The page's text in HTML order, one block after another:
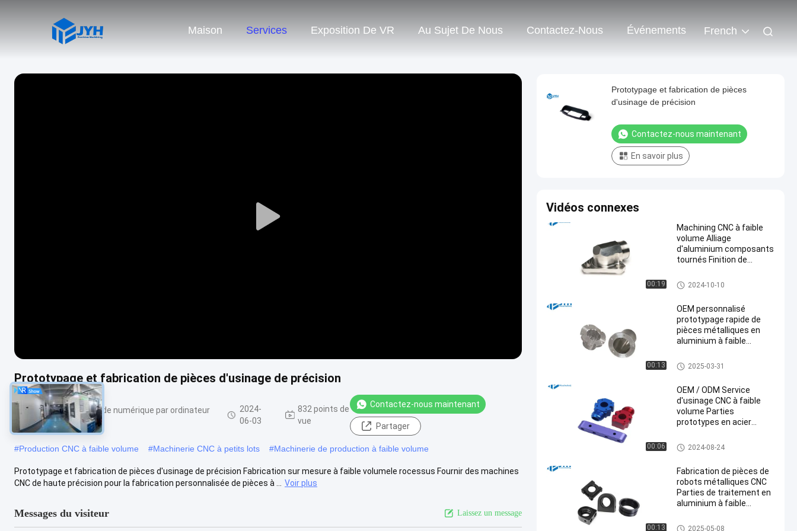
Maison Services Exposition De VR Au Sujet De Nous Contactez-Nous Événements French
Play
Prototypage et fabrication de pièces d'usinage de précision
Usinage de commande numérique par ordinateur
de bas volume
2024-
06-03
832 points de
vue
Contactez-nous maintenant
Partager
#Production CNC à faible volume #Machinerie CNC à petits lots #Machinerie de production à faible volume
Prototypage et fabrication de pièces d'usinage de précision Fabrication sur mesure à faible volumele rocessus Fournir des machines
CNC de haute précision pour la fabrication personnalisée de pièces à ...
Voir plus
Messages du visiteur Laissez un message
Prototypage et fabrication de pièces
d'usinage de précision
Contactez-nous maintenant
En savoir plus
Vidéos connexes
00:19
Machining CNC à faible
volume Alliage
d'aluminium composants
tournés Finition de
Usinage de commande numér
ique par ordinateur de bas vol
2024-10-10
00:13
OEM personnalisé
prototypage rapide de
pièces métalliques en
aluminium à faible
Usinage de commande numér
ique par ordinateur de bas vol
2025-03-31
00:06
OEM / ODM Service
d'usinage CNC à faible
volume Parties
prototypes en acier
Usinage de commande numér
ique par ordinateur de bas vol
2024-08-24
00:13
Fabrication de pièces de
robots métalliques CNC
Parties de traitement en
aluminium à faible
Usinage de commande numér
2025-05-08